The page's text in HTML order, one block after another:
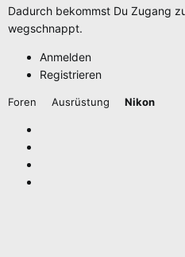
Dadurch bekommst Du Zugang
wegschnappt.
Anmelden
Registrieren
Foren Ausrüstung Nikon